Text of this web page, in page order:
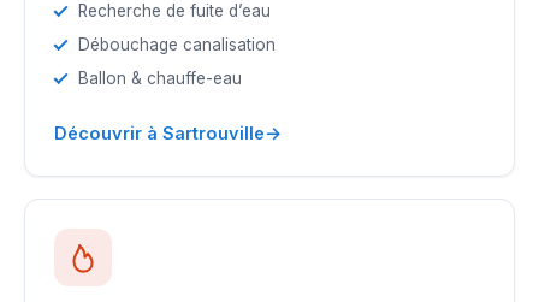
Recherche de fuite d’eau
Débouchage canalisation
Ballon & chauffe-eau
Découvrir à Sartrouville→